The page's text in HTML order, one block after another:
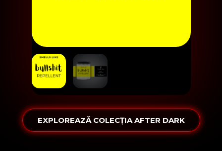
EXPLOREAZĂ COLECȚIA AFTER DARK